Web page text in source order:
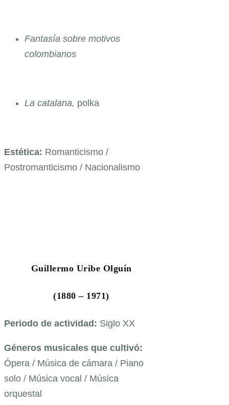
Fantasía sobre motivos
colombianos
La catalana, polka
Estética: Romanticismo /
Postromanticismo / Nacionalismo
Guillermo Uribe Olguín
(1880 – 1971)
Periodo de actividad: Siglo XX
Géneros musicales que cultivó:
Ópera / Música de cámara / Piano
solo / Música vocal / Música
orquestal